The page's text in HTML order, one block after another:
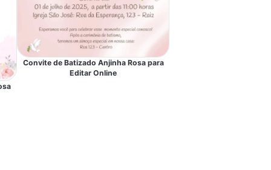
Convite de Batizado Anjinha Rosa para
Editar Online